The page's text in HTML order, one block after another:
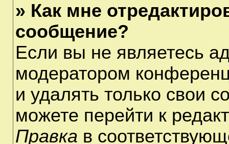
» Как мне
сообщение?
Если вы не являетесь
модератором
и удалять только свои
можете перейти к
Правка в